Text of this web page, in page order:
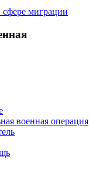
военная операция